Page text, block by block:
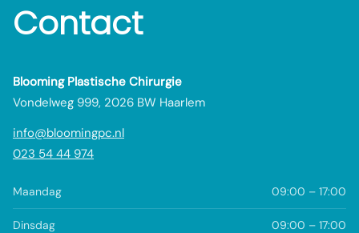
Contact
Blooming Plastische Chirurgie
Vondelweg 999, 2026 BW Haarlem
info@bloomingpc.nl
023 54 44 974
Maandag 09:00 – 17:00
Dinsdag 09:00 – 17:00